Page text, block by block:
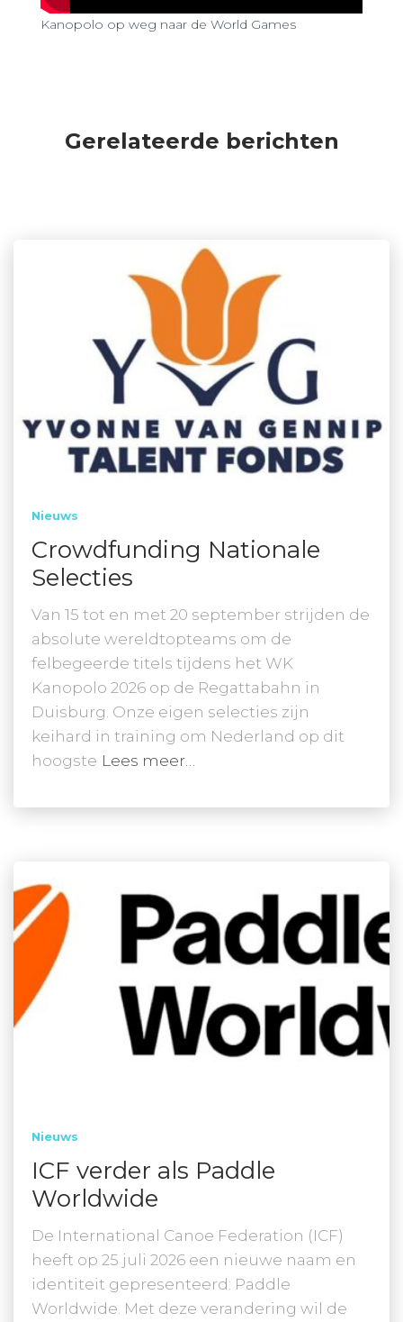
Kanopolo op weg naar de World Games
Gerelateerde berichten
Nieuws
Crowdfunding Nationale
Selecties
Van 15 tot en met 20 september strijden de
absolute wereldtopteams om de
felbegeerde titels tijdens het WK
Kanopolo 2026 op de Regattabahn in
Duisburg. Onze eigen selecties zijn
keihard in training om Nederland op dit
hoogste Lees meer…
Nieuws
ICF verder als Paddle
Worldwide
De International Canoe Federation (ICF)
heeft op 25 juli 2026 een nieuwe naam en
identiteit gepresenteerd: Paddle
Worldwide. Met deze verandering wil de